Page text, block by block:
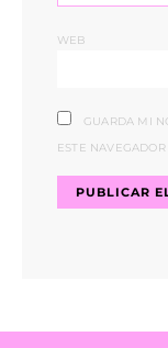
WEB
GUARDA MI
ESTE